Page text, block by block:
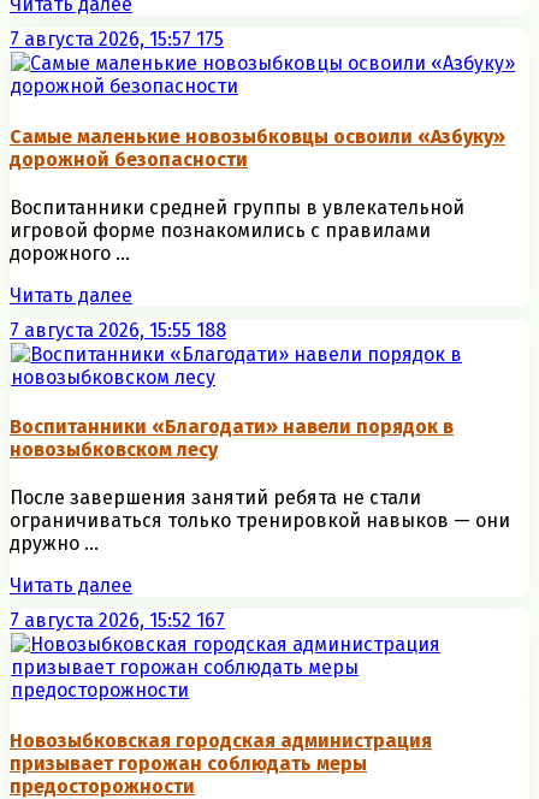
Читать далее
7 августа 2026, 15:57 175
Самые маленькие новозыбковцы освоили «Азбуку»
дорожной безопасности
Воспитанники средней группы в увлекательной
игровой форме познакомились с правилами
дорожного ...
Читать далее
7 августа 2026, 15:55 188
Воспитанники «Благодати» навели порядок в
новозыбковском лесу
После завершения занятий ребята не стали
ограничиваться только тренировкой навыков — они
дружно ...
Читать далее
7 августа 2026, 15:52 167
Новозыбковская городская администрация
призывает горожан соблюдать меры
предосторожности